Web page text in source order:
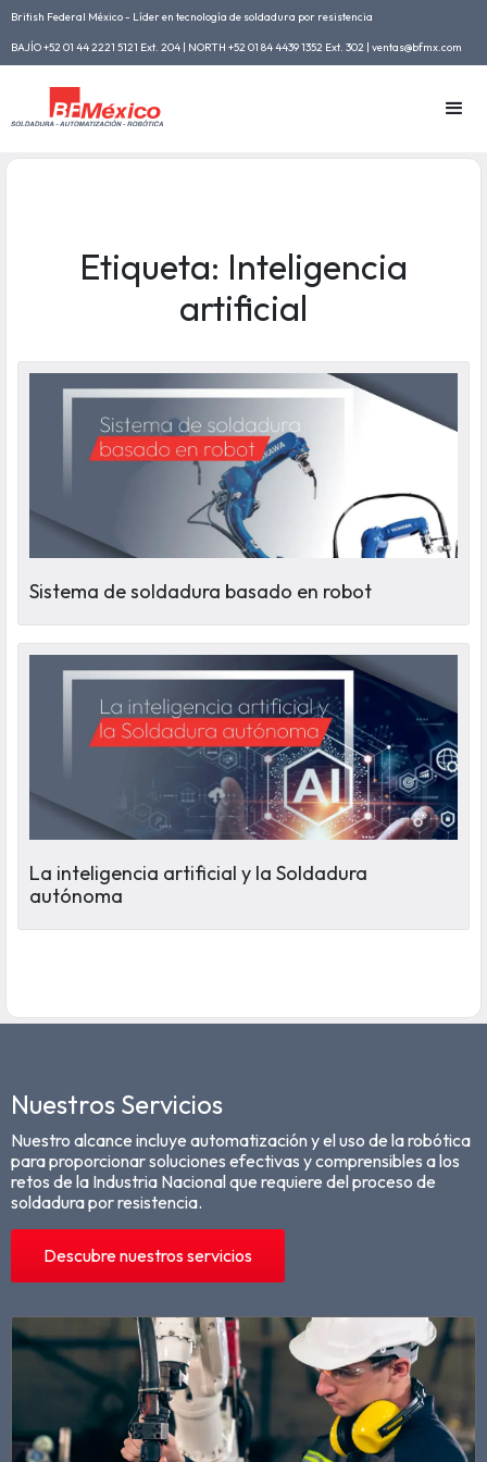
British Federal México - Líder en tecnología de soldadura por resistencia
BAJÍO +52 01 44 2221 5121 Ext. 204 | NORTH +52 01 84 4439 1352 Ext. 302 | ventas@bfmx.com
Etiqueta: Inteligencia
artificial
Sistema de soldadura basado en robot
La inteligencia artificial y la Soldadura
autónoma
Nuestros Servicios
Nuestro alcance incluye automatización y el uso de la robótica
para proporcionar soluciones efectivas y comprensibles a los
retos de la Industria Nacional que requiere del proceso de
soldadura por resistencia.
Descubre nuestros servicios